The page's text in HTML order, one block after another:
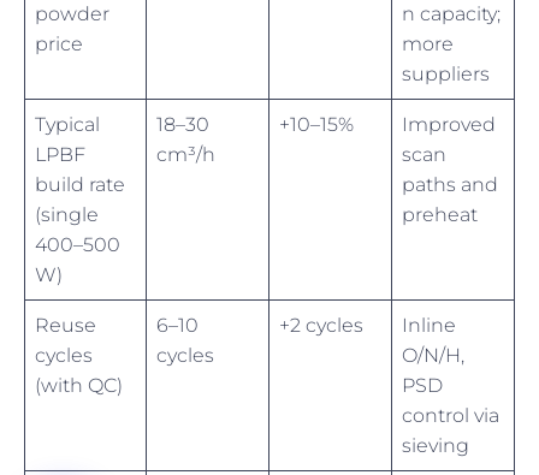
powder
price
n capacity;
more
suppliers
Typical
LPBF
build rate
(single
400–500
W)
18–30
cm³/h
+10–15%
Improved
scan
paths and
preheat
Reuse
cycles
(with QC)
6–10
cycles
+2 cycles
Inline
O/N/H,
PSD
control via
sieving